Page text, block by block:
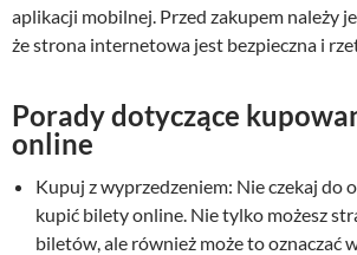
o
ł
a
:
y
s
2
9
,
aplikacji mobilnej. Przed zakupem należy
że strona internetowa jest bezpieczna i
Porady dotyczące
online
Kupuj z wyprzedzeniem: Nie czekaj do
kupić bilety online. Nie tylko możesz
biletów, ale również może to oznaczać